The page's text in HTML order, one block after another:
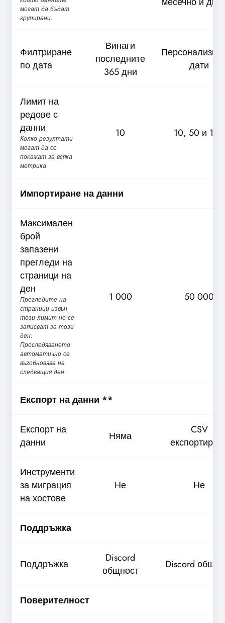
могат да бъдат
групирани.
Филтриране
по дата
Винаги
последните
365 дни
дати
Лимит на
редове с
данни
Колко резултати
могат да се
покажат за всяка
метрика.
10 10, 50 и 100
Импортиране на данни
Максимален
брой
запазени
прегледи на
страници на
ден
Прегледите на
страници извън
този лимит не се
записват за този
ден.
Проследяването
автоматично се
възобновява на
следващия ден.
1 000 50 000
Експорт на данни **
Експорт на
данни
Няма
CSV
Инструменти
за миграция
на хостове
Не Не
Поддръжка
Поддръжка
Discord
общност
Discord
Поверителност